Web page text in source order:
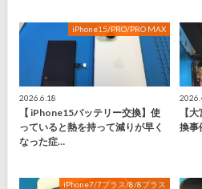
iPhone15/PRO/PRO MAX
2026.6.18
【 iPhone15バッテリー交換】使
っていると熱を持って減りが早く
なった症…
【
換事
iPhone7/7プラス/8/8プラス